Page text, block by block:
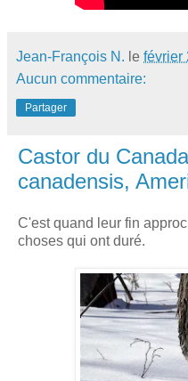
Jean-François N. le février
Aucun commentaire:
Partager
Castor du
canadensis,
C'est quand leur fin
choses qui ont duré.